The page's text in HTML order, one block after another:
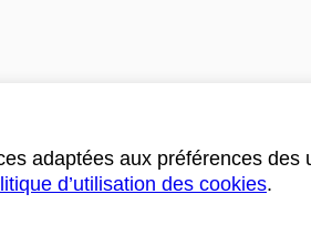
adaptées aux préférences des
d’utilisation des cookies.